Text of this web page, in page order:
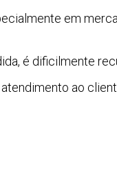
em
é dificilmente
ao